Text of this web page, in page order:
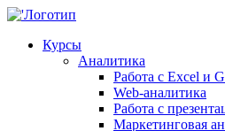
Курсы
Аналитика
Работа с Excel и
Web-аналитика
Работа с
Маркетинговая